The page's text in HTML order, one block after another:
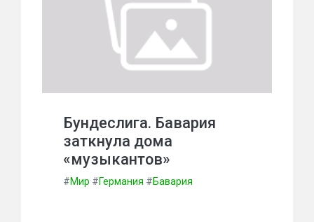
Бундеслига. Бавария
заткнула дома
«музыкантов»
#Мир #Германия #Бавария